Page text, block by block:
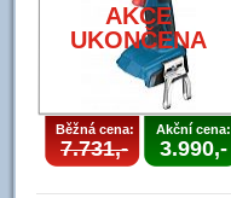
AKCE
UKONČENA
Běžná cena:
7.731,-
Akční cena:
3.990,-